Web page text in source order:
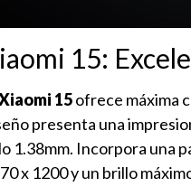
15:
15ofrece máxima
presenta una
1.38mm. Incorpora una
x 1200 y un brillo